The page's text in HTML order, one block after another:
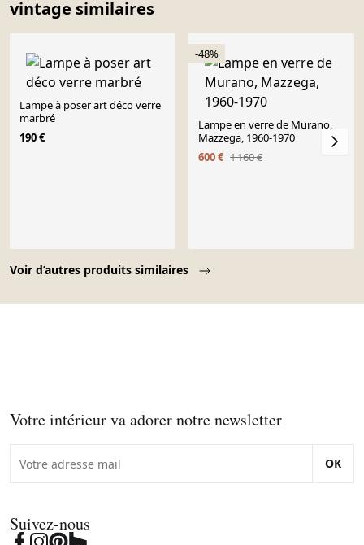
vintage similaires
Voir d’autres produits similaires
Lampe à poser art déco verre
marbré
190 €
-48%
Lampe en verre de Murano,
Mazzega, 1960-1970
600 € 1 160 €
Votre intérieur va adorer notre newsletter
OK
Suivez-nous